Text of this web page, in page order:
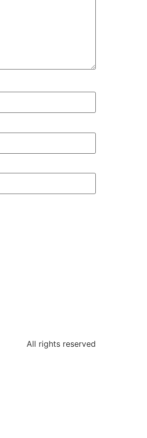
All rights reserved